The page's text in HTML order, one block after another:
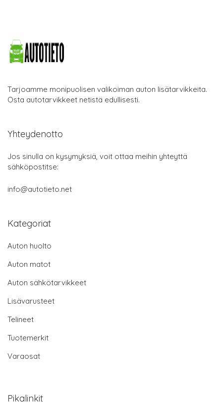
Tarjoamme monipuolisen valikoiman auton lisätarvikkeita.
Osta autotarvikkeet netistä edullisesti.
Yhteydenotto
Jos sinulla on kysymyksiä, voit ottaa meihin yhteyttä
sähköpostitse:
info@autotieto.net
Kategoriat
Auton huolto
Auton matot
Auton sähkötarvikkeet
Lisävarusteet
Telineet
Tuotemerkit
Varaosat
Pikalinkit